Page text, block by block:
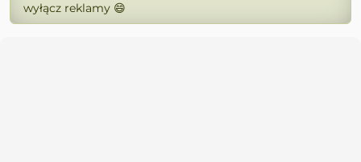
wyłącz reklamy 😄